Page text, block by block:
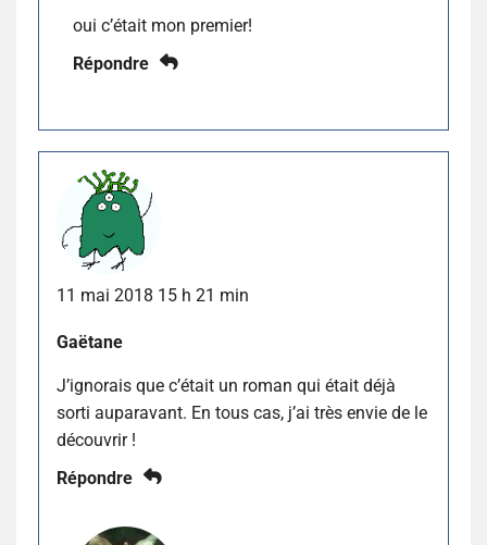
oui c’était mon premier!
Répondre
11 mai 2018 15 h 21 min
Gaëtane
J’ignorais que c’était un roman qui était déjà
sorti auparavant. En tous cas, j’ai très envie de le
découvrir !
Répondre